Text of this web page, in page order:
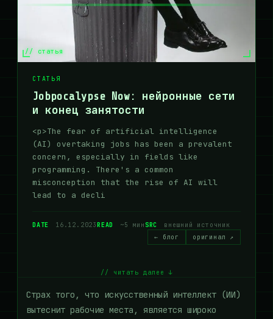
// статья
СТАТЬЯ
Jobpocalypse Now: нейронные сети
и конец занятости
<p>The fear of artificial intelligence
(AI) overtaking jobs has been a prevalent
concern, especially in fields like
programming. There's a common
misconception that the rise of AI will
lead to a decli
DATE 16.12.2023READ ~5 минSRC
внешний источник
← блог
оригинал ↗
// читать далее ↓
Страх того, что искусственный интеллект (ИИ)
вытеснит рабочие места, является широко